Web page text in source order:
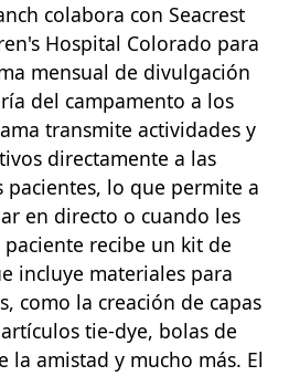
colabora con Seacrest
Hospital Colorado para
mensual de divulgación
del campamento a los
transmite actividades y
directamente a las
pacientes, lo que permite a
en directo o cuando les
paciente recibe un kit de
incluye materiales para
como la creación de capas
tie-dye, bolas de
la amistad y mucho más. El